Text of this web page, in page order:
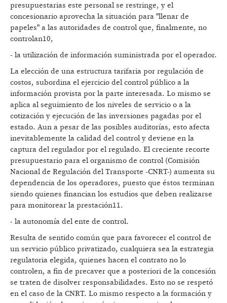
presupuestarias este personal se restringe, y el
concesionario aprovecha la situación para "llenar de
papeles" a las autoridades de control que, finalmente, no
controlan10,
- la utilización de información suministrada por el operador.
La elección de una estructura tarifaria por regulación de
costos, subordina el ejercicio del control público a la
información provista por la parte interesada. Lo mismo se
aplica al seguimiento de los niveles de servicio o a la
cotización y ejecución de las inversiones pagadas por el
estado. Aun a pesar de las posibles auditorías, esto afecta
inevitablemente la calidad del control y deviene en la
captura del regulador por el regulado. El creciente recorte
presupuestario para el organismo de control (Comisión
Nacional de Regulación del Transporte -CNRT-) aumenta su
dependencia de los operadores, puesto que éstos terminan
siendo quienes financian los estudios que deben realizarse
para monitorear la prestación11.
- la autonomía del ente de control.
Resulta de sentido común que para favorecer el control de
un servicio público privatizado, cualquiera sea la estrategia
regulatoria elegida, quienes hacen el contrato no lo
controlen, a fin de precaver que a posteriori de la concesión
se traten de disolver responsabilidades. Esto no se respetó
en el caso de la CNRT. Lo mismo respecto a la formación y